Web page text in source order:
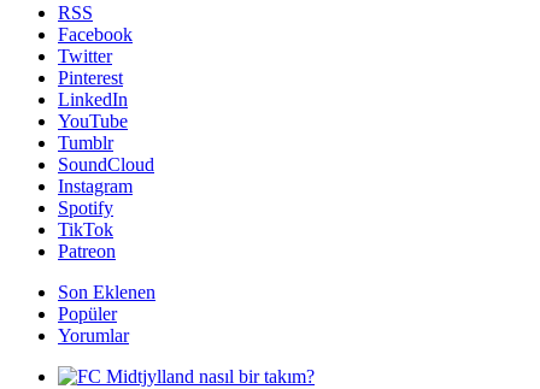
RSS
Facebook
Twitter
Pinterest
LinkedIn
YouTube
Tumblr
SoundCloud
Instagram
Spotify
TikTok
Patreon
Son Eklenen
Popüler
Yorumlar